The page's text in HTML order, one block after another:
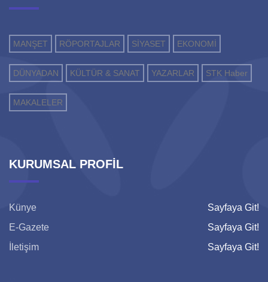
MANŞET RÖPORTAJLAR SİYASET EKONOMİ
DÜNYADAN KÜLTÜR & SANAT YAZARLAR STK Haber
MAKALELER
KURUMSAL PROFİL
Künye
Sayfaya Git!
E-Gazete
Sayfaya Git!
İletişim
Sayfaya Git!